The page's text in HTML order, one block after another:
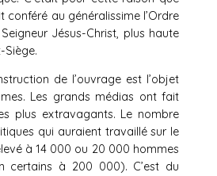
conféré au généralissime l’Ordre
Jésus-Christ, plus haute
Siège.
de l’ouvrage est l’objet
Les grands médias ont fait
plus extravagants. Le nombre
qui auraient travaillé sur le
à 14 000 ou 20 000 hommes
certains à 200 000). C’est du